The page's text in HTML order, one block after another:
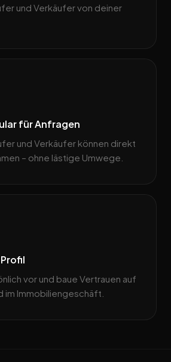
und Verkäufer von deiner
für Anfragen
und Verkäufer können direkt
– ohne lästige Umwege.
vor und baue Vertrauen auf
im Immobiliengeschäft.